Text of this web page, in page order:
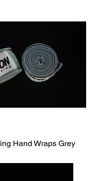
Hand Wraps Grey